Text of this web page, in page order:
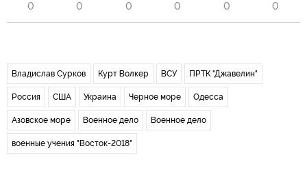
0 0 0 0 0 0
Владислав Сурков Курт Волкер ВСУ ПРТК "Джавелин"
Россия США Украина Черное море Одесса
Азовское море Военное дело Военное дело
военные учения "Восток-2018"